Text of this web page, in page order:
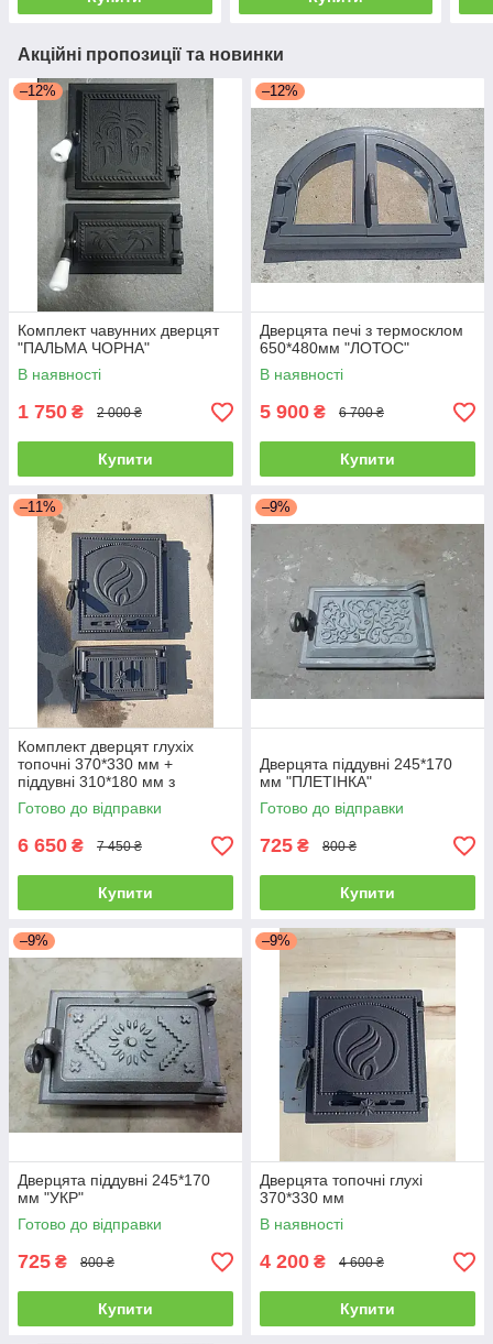
Акційні пропозиції та новинки
–12%
Комплект чавунних дверцят
"ПАЛЬМА ЧОРНА"
В наявності
1 750 ₴ 2 000 ₴
Купити
–12%
Дверцята печі з термосклом
650*480мм "ЛОТОС"
В наявності
5 900 ₴ 6 700 ₴
Купити
–11%
Комплект дверцят глухіх
топочні 370*330 мм +
піддувні 310*180 мм з
регулятором
Готово до відправки
6 650 ₴ 7 450 ₴
Купити
–9%
Дверцята піддувні 245*170
мм "ПЛЕТІНКА"
Готово до відправки
725 ₴ 800 ₴
Купити
–9%
Дверцята піддувні 245*170
мм "УКР"
Готово до відправки
725 ₴ 800 ₴
Купити
–9%
Дверцята топочні глухі
370*330 мм
В наявності
4 200 ₴ 4 600 ₴
Купити